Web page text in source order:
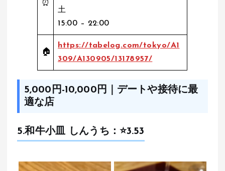
⏰
土
15:00 – 22:00
🏠
https://tabelog.com/tokyo/A1
309/A130905/13178957/
5,000円-10,000円｜デートや接待に最
適な店
5.和牛小皿 しんうち ：⭐️3.53